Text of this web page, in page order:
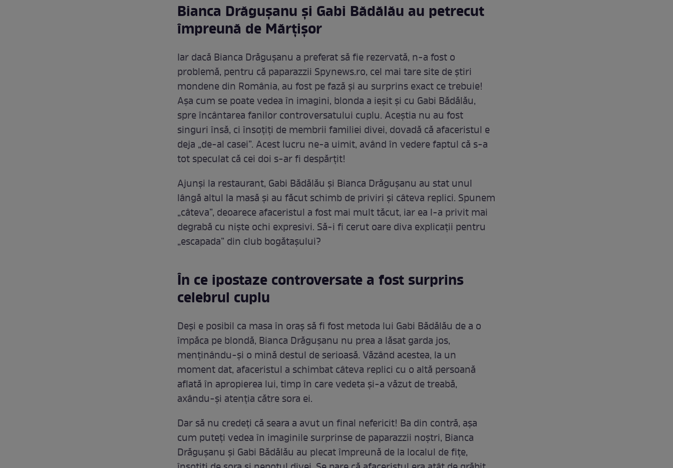
Bianca Drăgușanu și Gabi Bădălău au petrecut
împreună de Mărțișor
Iar dacă Bianca Drăgușanu a preferat să fie rezervată, n-a fost o
problemă, pentru că paparazzii Spynews.ro, cel mai tare site de știri
mondene din România, au fost pe fază și au surprins exact ce trebuie!
Așa cum se poate vedea în imagini, blonda a ieșit și cu Gabi Bădălău,
spre încântarea fanilor controversatului cuplu. Aceștia nu au fost
singuri însă, ci însoțiți de membrii familiei divei, dovadă că afaceristul e
deja „de-al casei”. Acest lucru ne-a uimit, având în vedere faptul că s-a
tot speculat că cei doi s-ar fi despărțit!
Ajunși la restaurant, Gabi Bădălău și Bianca Drăgușanu au stat unul
lângă altul la masă și au făcut schimb de priviri și câteva replici. Spunem
„câteva”, deoarece afaceristul a fost mai mult tăcut, iar ea l-a privit mai
degrabă cu niște ochi expresivi. Să-i fi cerut oare diva explicații pentru
„escapada” din club bogătașului?
În ce ipostaze controversate a fost surprins
celebrul cuplu
Deși e posibil ca masa în oraș să fi fost metoda lui Gabi Bădălău de a o
împăca pe blondă, Bianca Drăgușanu nu prea a lăsat garda jos,
menținându-și o mină destul de serioasă. Văzând acestea, la un
moment dat, afaceristul a schimbat câteva replici cu o altă persoană
aflată în apropierea lui, timp în care vedeta și-a văzut de treabă,
axându-și atenția către sora ei.
Dar să nu credeți că seara a avut un final nefericit! Ba din contră, așa
cum puteți vedea în imaginile surprinse de paparazzii noștri, Bianca
Drăgușanu și Gabi Bădălău au plecat împreună de la localul de fițe,